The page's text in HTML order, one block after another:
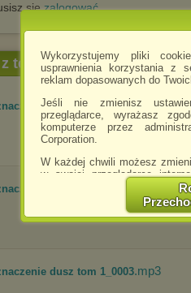
Wykorzystujemy pliki
usprawnienia korzystania z
reklam dopasowanych do
Jeśli nie zmienisz
przeglądarce, wyrażasz
komputerze przez
Corporation.
W każdej chwili możesz
w swojej przeglądarce
http://
Jednocześnie informujemy
spowodować ograniczenie
W przypadku braku twojej
Wykorzystanie plików
sięzalogować
tego chomika
dusz tom 1_0001.mp3
dusz tom 1_0002
dusz tom 1_0003.mp3